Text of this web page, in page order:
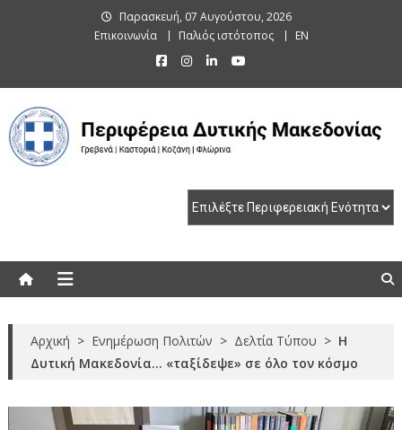
Παρασκευή, 07 Αυγούστου, 2026
Επικοινωνία
Παλιός ιστότοπος EN
Αρχική > Ενημέρωση Πολιτών > Δελτία Τύπου > Η
Δυτική Μακεδονία… «ταξίδεψε» σε όλο τον κόσμο